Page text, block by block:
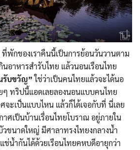
พักของเราคืนนี้เป็นการย้อนวันวานตาม
อาหารสำรับไทย แล้วนอนเรือนไทย
รับขวัญ”ใช่ว่าเป็นคนไทยแล้วจะได้นอ
ๆ ทริปนี้แอดเลยลองนอนแบบคนไทย
จะเป็นแบบไหน แล้วก็ได้เจอกับที่ นี่เลย
ศเป็นบ้านเรื่อนไทยโบราณ อยู่ภายใน
ัวขนาดใหญ่ มีศาลาทรงไทยงกลางน้ำ
ช่น้ำกันได้ด้วยเรือนไทยคหบดีอายุกว่า